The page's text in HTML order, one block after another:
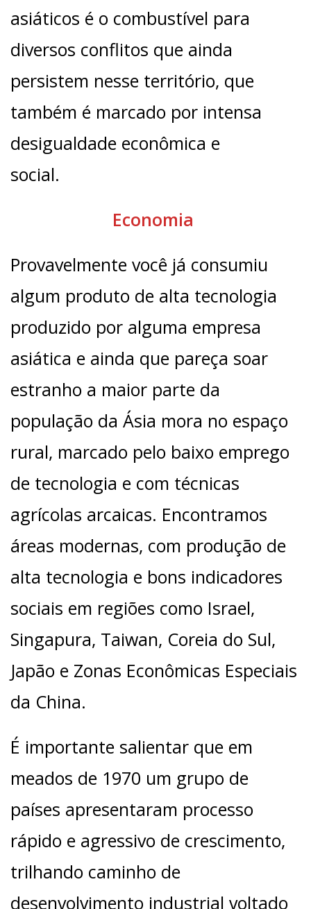
asiáticos é o combustível para
diversos conflitos que ainda
persistem nesse território, que
também é marcado por intensa
desigualdade econômica e
social.
Economia
Provavelmente você já consumiu
algum produto de alta tecnologia
produzido por alguma empresa
asiática e ainda que pareça soar
estranho a maior parte da
população da Ásia mora no espaço
rural, marcado pelo baixo emprego
de tecnologia e com técnicas
agrícolas arcaicas. Encontramos
áreas modernas, com produção de
alta tecnologia e bons indicadores
sociais em regiões como Israel,
Singapura, Taiwan, Coreia do Sul,
Japão e Zonas Econômicas Especiais
da China.
É importante salientar que em
meados de 1970 um grupo de
países apresentaram processo
rápido e agressivo de crescimento,
trilhando caminho de
desenvolvimento industrial voltado